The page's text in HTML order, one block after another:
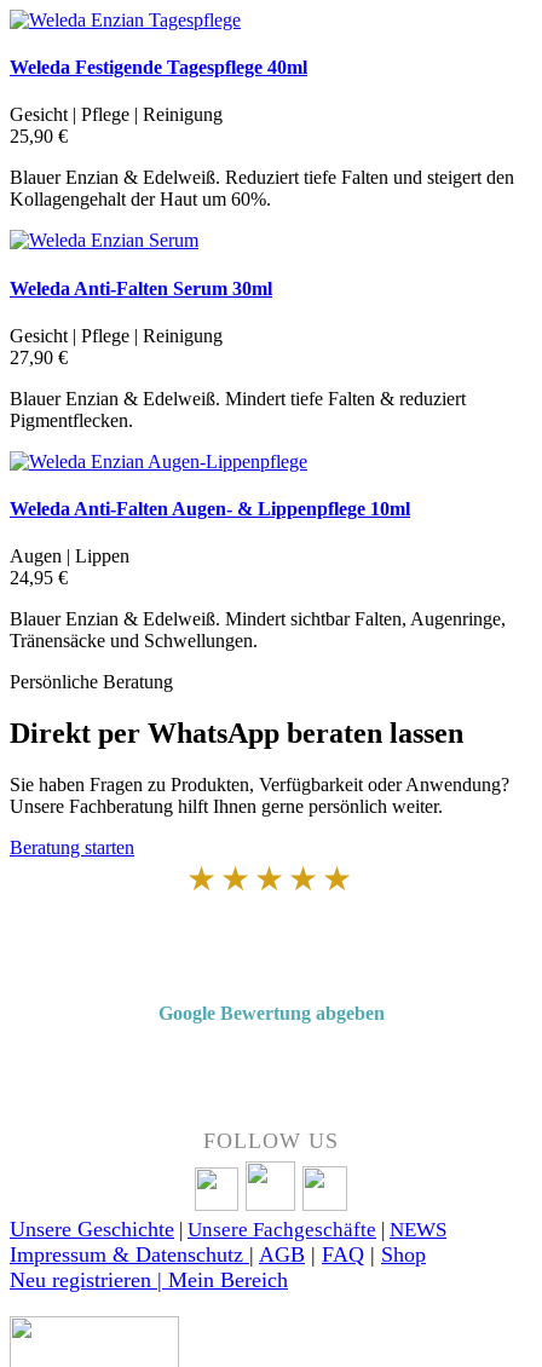
Weleda Festigende Tagespflege 40ml
Gesicht | Pflege | Reinigung
25,90 €
Blauer Enzian & Edelweiß. Reduziert tiefe Falten und steigert den
Kollagengehalt der Haut um 60%.
Weleda Anti-Falten Serum 30ml
Gesicht | Pflege | Reinigung
27,90 €
Blauer Enzian & Edelweiß. Mindert tiefe Falten & reduziert
Pigmentflecken.
Weleda Anti-Falten Augen- & Lippenpflege 10ml
Augen | Lippen
24,95 €
Blauer Enzian & Edelweiß. Mindert sichtbar Falten, Augenringe,
Tränensäcke und Schwellungen.
Persönliche Beratung
Direkt per WhatsApp beraten lassen
Sie haben Fragen zu Produkten, Verfügbarkeit oder Anwendung?
Unsere Fachberatung hilft Ihnen gerne persönlich weiter.
Beratung starten
★★★★★
Google Bewertung abgeben
FOLLOW US
Unsere Geschichte Unsere Fachgeschäfte NEWS
Impressum & Datenschutz | AGB | FAQ | Shop
Neu registrieren | Mein Bereich